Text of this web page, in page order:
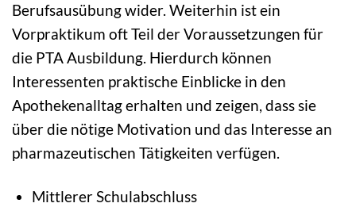
Berufsausübung wider. Weiterhin ist ein
Vorpraktikum oft Teil der Voraussetzungen für
die PTA Ausbildung. Hierdurch können
Interessenten praktische Einblicke in den
Apothekenalltag erhalten und zeigen, dass sie
über die nötige Motivation und das Interesse an
pharmazeutischen Tätigkeiten verfügen.
Mittlerer Schulabschluss